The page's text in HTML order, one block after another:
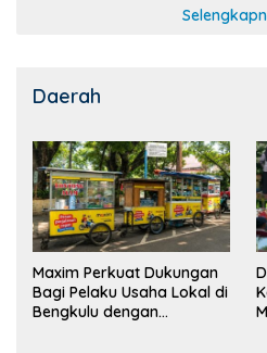
Daerah
Maxim Perkuat Dukungan
Bagi Pelaku Usaha Lokal di
Bengkulu dengan